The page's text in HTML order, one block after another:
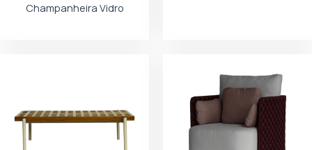
Champanheira Vidro